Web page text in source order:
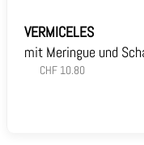
VERMICELES
mit Meringue und
CHF 10.80